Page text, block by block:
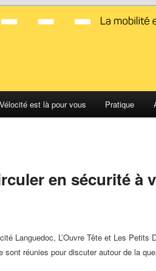
Vélocité est là pour vous Pratique
en sécurité à
Languedoc, L’Ouvre Tête et Les Petits
réunies pour discuter autour de la